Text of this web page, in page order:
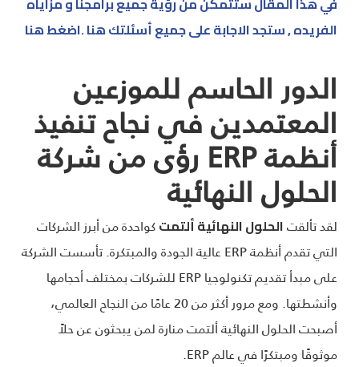
الفريده , ستجد الاجابة على جميع أسئلتك هنا .اضغط هنا
الدور الحاسم للموزعين
المعتمدين في نجاح تنفيذ
أنظمة ERP رؤى من شركة
الحلول النهائية
لقد تألقتالحلول النهائية ألتمتكواحدة من أبرز الشركات
التي تقدم أنظمة ERP عالية الجودة والمبتكرة. تأسست الشركة
على مبدأ تقديم تكنولوجيا ERP للشركات بمختلف أحجامها
وأنشطتها. ومع مرور أكثر من 20 عامًا من النجاح العالمي،
أصبحت الحلول النهائية ألتمت منارة لمن يبحثون عن حلاً
موثوقًا ومبتكرًا في عالم ERP.